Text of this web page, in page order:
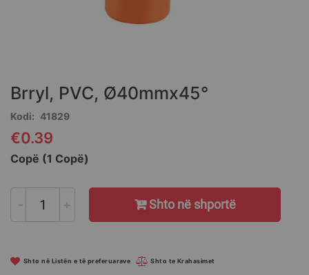
beginning
the
images
gallery
Brryl, PVC, Ø40mmx45°
Kodi 41829
€0.39
Copë (1 Copë)
- + Shto në shportë
Shto në Listën e të preferuarave Shto te Krahasimet